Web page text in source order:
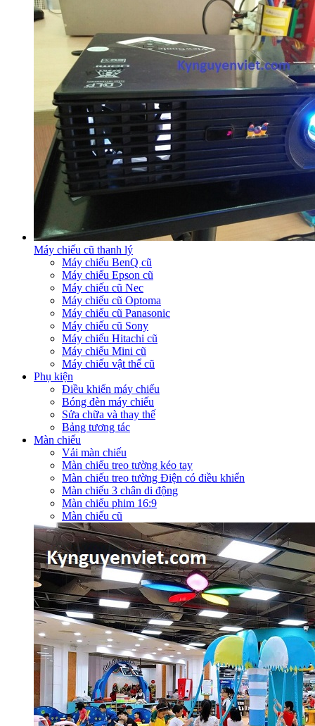
Máy chiếu cũ thanh lý
Máy chiếu BenQ cũ
Máy chiếu Epson cũ
Máy chiếu cũ Nec
Máy chiếu cũ Optoma
Máy chiếu cũ Panasonic
Máy chiếu cũ Sony
Máy chiếu Hitachi cũ
Máy chiếu Mini cũ
Máy chiếu vật thể cũ
Phụ kiện
Điều khiển máy chiếu
Bóng đèn máy chiếu
Sửa chữa và thay thế
Bảng tương tác
Màn chiếu
Vải màn chiếu
Màn chiếu treo tường kéo tay
Màn chiếu treo tường Điện có điều khiển
Màn chiếu 3 chân di động
Màn chiếu phim 16:9
Màn chiếu cũ